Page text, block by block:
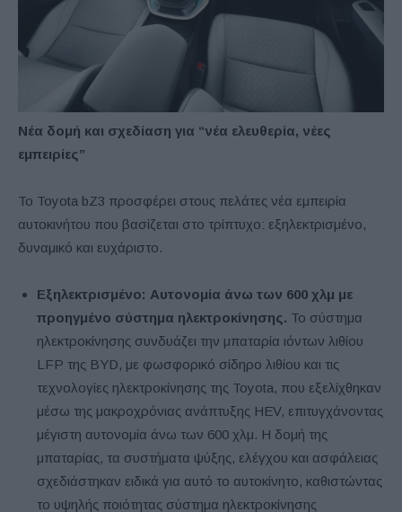
Νέα δομή και σχεδίαση για “νέα ελευθερία, νέες
εμπειρίες”
Το Toyota bZ3 προσφέρει στους πελάτες νέα εμπειρία
αυτοκινήτου που βασίζεται στο τρίπτυχο: εξηλεκτρισμένο,
δυναμικό και ευχάριστο.
Εξηλεκτρισμένο: Αυτονομία άνω των 600 χλμ με
προηγμένο σύστημα ηλεκτροκίνησης. Το σύστημα
ηλεκτροκίνησης συνδυάζει την μπαταρία ιόντων λιθίου
LFP της BYD, με φωσφορικό σίδηρο λιθίου και τις
τεχνολογίες ηλεκτροκίνησης της Toyota, που εξελίχθηκαν
μέσω της μακροχρόνιας ανάπτυξης HEV, επιτυγχάνοντας
μέγιστη αυτονομία άνω των 600 χλμ. Η δομή της
μπαταρίας, τα συστήματα ψύξης, ελέγχου και ασφάλειας
σχεδιάστηκαν ειδικά για αυτό το αυτοκίνητο, καθιστώντας
το υψηλής ποιότητας σύστημα ηλεκτροκίνησης